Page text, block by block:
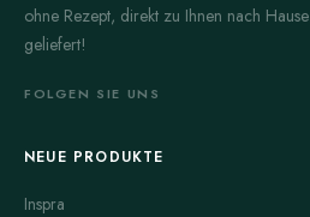
ohne Rezept, direkt zu Ihnen nach Hause
geliefert!
FOLGEN SIE UNS
NEUE PRODUKTE
Inspra